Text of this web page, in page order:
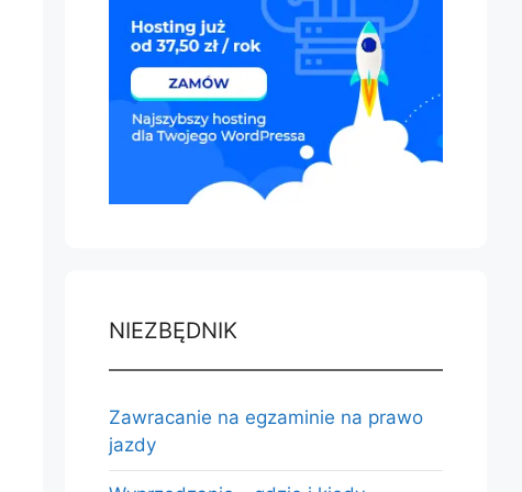
NIEZBĘDNIK
Zawracanie na egzaminie na prawo
jazdy